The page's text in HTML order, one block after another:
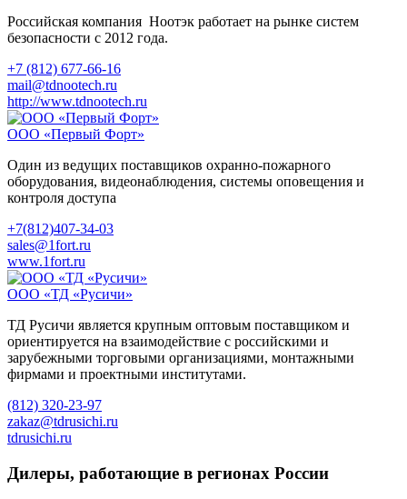
Российская компания Ноотэк работает на рынке систем
безопасности с 2012 года.
+7 (812) 677-66-16
mail@tdnootech.ru
http://www.tdnootech.ru
ООО «Первый Форт»
Один из ведущих поставщиков охранно-пожарного
оборудования, видеонаблюдения, системы оповещения и
контроля доступа
+7(812)407-34-03
sales@1fort.ru
www.1fort.ru
ООО «ТД «Русичи»
ТД Русичи является крупным оптовым поставщиком и
ориентируется на взаимодействие с российскими и
зарубежными торговыми организациями, монтажными
фирмами и проектными институтами.
(812) 320-23-97
zakaz@tdrusichi.ru
tdrusichi.ru
Дилеры, работающие в регионах России